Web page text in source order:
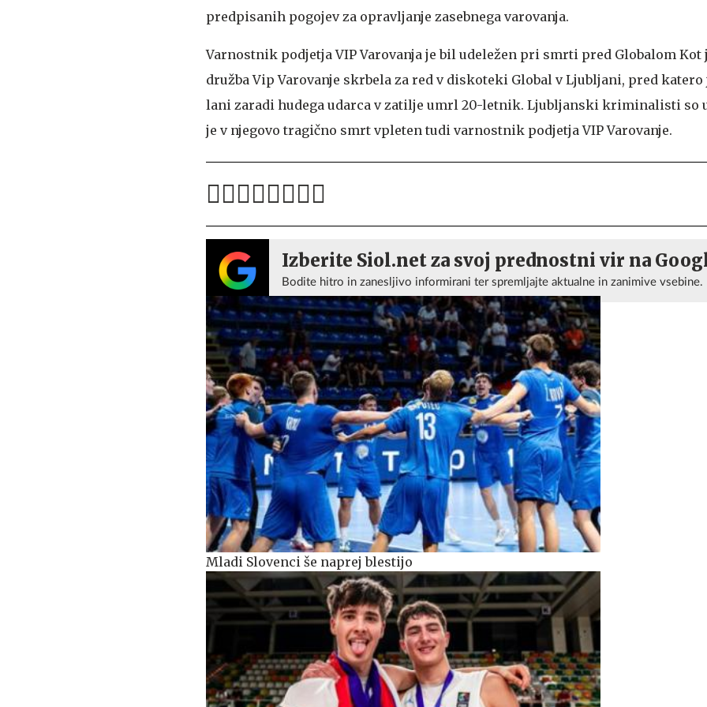
predpisanih pogojev za opravljanje zasebnega varovanja.
Varnostnik podjetja VIP Varovanja je bil udeležen pri smrti pred Globalom Kot
družba Vip Varovanje skrbela za red v diskoteki Global v Ljubljani, pred
lani zaradi hudega udarca v zatilje umrl 20-letnik. Ljubljanski kriminalisti so
je v njegovo tragično smrt vpleten tudi varnostnik podjetja VIP Varovanje.
Izberite Siol.net za svoj prednostni vir na
Bodite hitro in zanesljivo informirani ter spremljajte aktualne in zanimive vsebine.
Mladi Slovenci še naprej blestijo